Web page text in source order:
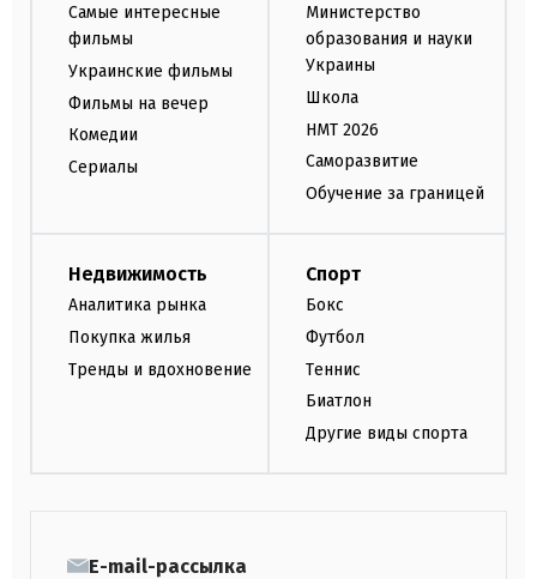
Самые интересные
фильмы
Украинские фильмы
Фильмы на вечер
Комедии
Сериалы
Министерство
образования и науки
Украины
Школа
НМТ 2026
Саморазвитие
Обучение за границей
Недвижимость
Аналитика рынка
Покупка жилья
Тренды и вдохновение
Спорт
Бокс
Футбол
Теннис
Биатлон
Другие виды спорта
E-mail-рассылка